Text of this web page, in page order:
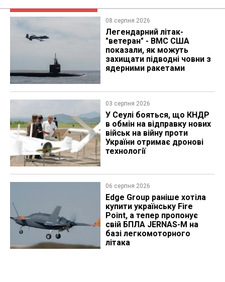
08 серпня 2026
Легендарний літак-
"ветеран" - ВМС США
показали, як можуть
захищати підводні човни з
ядерними ракетами
03 серпня 2026
У Сеулі бояться, що КНДР
в обмін на відправку нових
військ на війну проти
України отримає дронові
технології
06 серпня 2026
Edge Group раніше хотіла
купити українську Fire
Point, а тепер пропонує
свій БПЛА JERNAS-M на
базі легкомоторного
літака